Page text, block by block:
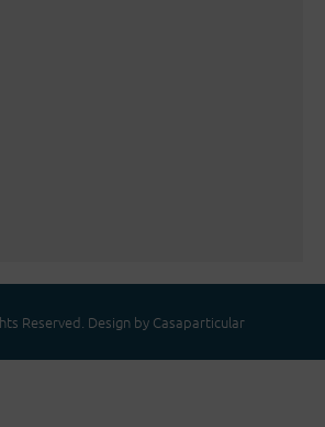
Reserved. Design by Casaparticular